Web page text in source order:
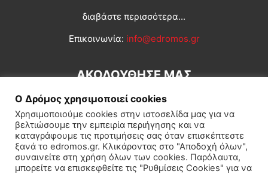
διαβάστε περισσότερα...
Επικοινωνία: info@edromos.gr
ΑΚΟΛΟΥΘΗΣΕ ΜΑΣ
Εγγραφή συνδρομητή Πολιτική Διεθνή Κοινωνία
Ο Δρόμος χρησιμοποιεί cookies
Χρησιμοποιούμε cookies στην ιστοσελίδα μας για να
βελτιώσουμε την εμπειρία περιήγησης και να
καταγράφουμε τις προτιμήσεις σας όταν επισκέπτεστε
ξανά το edromos.gr. Κλικάροντας στο "Αποδοχή όλων",
συναινείτε στη χρήση όλων των cookies. Παρόλαυτα,
μπορείτε να επισκεφθείτε τις "Ρυθμίσεις Cookies" για να